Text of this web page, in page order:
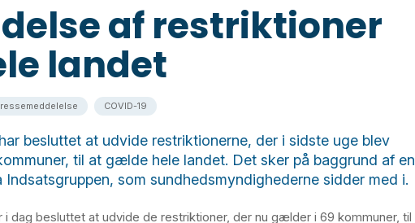
af restriktioner
landet
COVID-19
besluttet at udvide restriktionerne, der i sidste uge blev
til at gælde hele landet. Det sker på baggrund af en
Indsatsgruppen, som sundhedsmyndighederne sidder med i.
i dag besluttet at udvide de restriktioner, der nu gælder i 69 kommuner, til